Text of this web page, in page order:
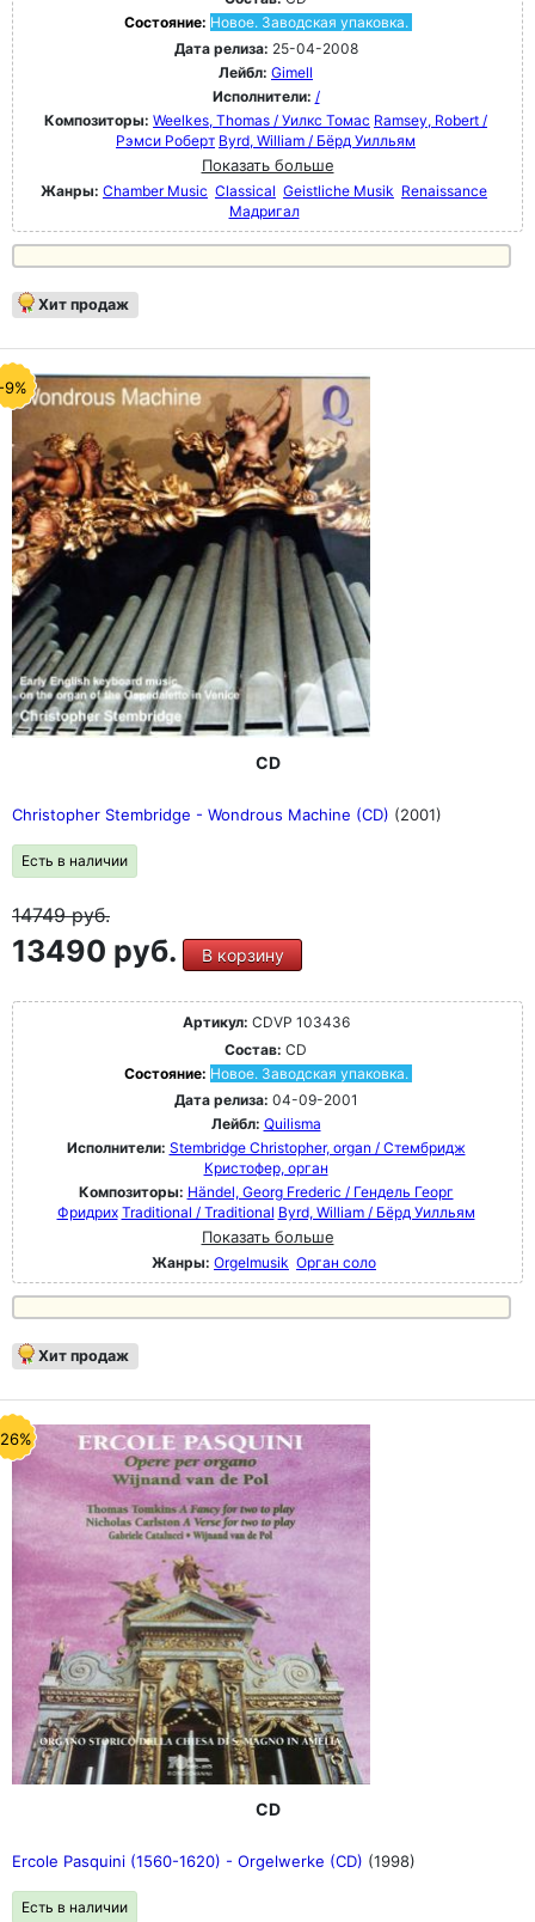
Состояние: Новое. Заводская упаковка.
Дата релиза: 25-04-2008
Лейбл: Gimell
Исполнители: /
Композиторы: Weelkes, Thomas / Уилкс Томас Ramsey, Robert /
Рэмси Роберт Byrd, William / Бёрд Уилльям
Показать больше
Жанры: Chamber Music Classical Geistliche Musik Renaissance
Мадригал
Хит продаж
9%
CD
Christopher Stembridge - Wondrous Machine (CD) (2001)
Есть в наличии
14749руб.
13490 руб. В корзину
Артикул: CDVP 103436
Состав: CD
Состояние: Новое. Заводская упаковка.
Дата релиза: 04-09-2001
Лейбл: Quilisma
Исполнители: Stembridge Christopher, organ / Стембридж
Кристофер, орган
Композиторы: Händel, Georg Frederic / Гендель Георг
Фридрих Traditional / Traditional Byrd, William / Бёрд Уилльям
Показать больше
Жанры: Orgelmusik Орган соло
Хит продаж
CD
Ercole Pasquini (1560-1620) - Orgelwerke (CD) (1998)
Есть в наличии